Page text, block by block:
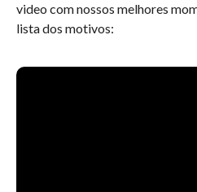
video com nossos melhores
lista dos motivos: